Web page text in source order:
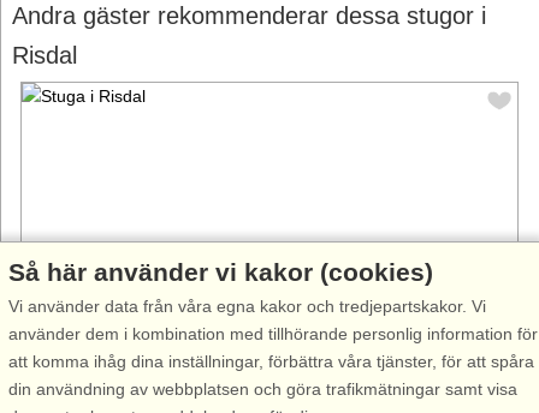
Andra gäster rekommenderar dessa stugor i
Risdal
Stugnr: 23316
Risdal
Så här använder vi kakor (cookies)
Vi använder data från våra egna kakor och tredjepartskakor. Vi
använder dem i kombination med tillhörande personlig information för
att komma ihåg dina inställningar, förbättra våra tjänster, för att spåra
din användning av webbplatsen och göra trafikmätningar samt visa